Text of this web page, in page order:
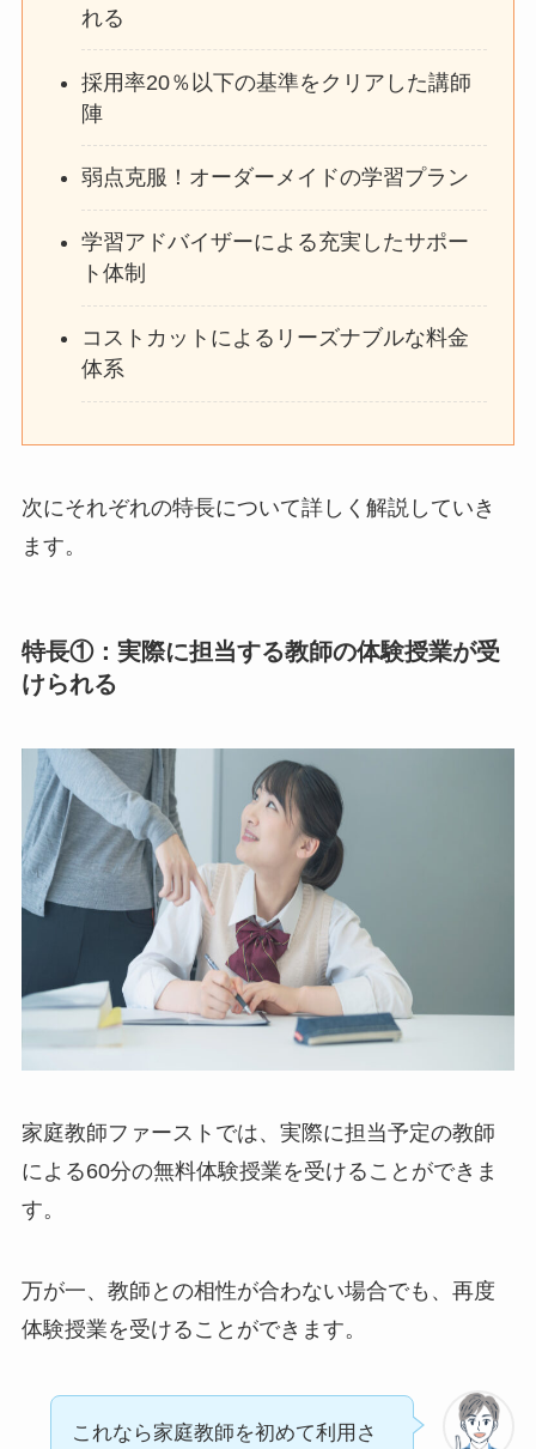
れる
採用率20％以下の基準をクリアした講師
陣
弱点克服！オーダーメイドの学習プラン
学習アドバイザーによる充実したサポー
ト体制
コストカットによるリーズナブルな料金
体系
次にそれぞれの特長について詳しく解説していき
ます。
特長①：実際に担当する教師の体験授業が受
けられる
家庭教師ファーストでは、実際に担当予定の教師
による60分の無料体験授業を受けることができま
す。
万が一、教師との相性が合わない場合でも、再度
体験授業を受けることができます。
これなら家庭教師を初めて利用さ